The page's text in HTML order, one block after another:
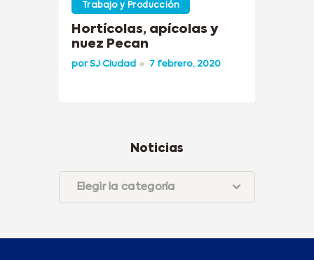
Trabajo y Producción
Hortícolas, apícolas y
nuez Pecan
porSJ Ciudad 7 febrero, 2020
Noticias